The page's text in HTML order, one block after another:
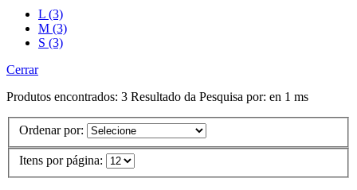
L (3)
M (3)
S (3)
Cerrar
Produtos encontrados: 3 Resultado da Pesquisa por: en 1 ms
Ordenar por:
Itens por página: